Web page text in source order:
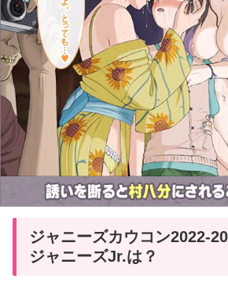
ジャニーズカウコン2022-
ジャニーズJr.は？